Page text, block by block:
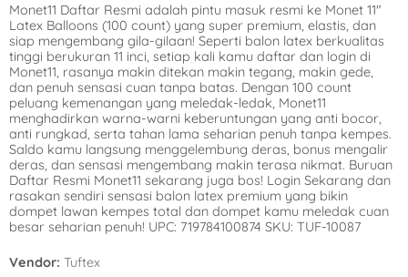
Spiderman
Star Wars
The Princess
Tinkerbell
Tangled
Winnie the Pooh
Pokemon
Power Rangers
Rainbow
Sesame Street
Shopkins
Spies in Space
Tropical
Under the Sea
Western
Woodland
Monet11 Daftar Resmi adalah pintu masuk resmi ke Monet 11″
Latex Balloons (100 count) yang super premium, elastis, dan
siap mengembang gila-gilaan! Seperti balon latex berkualitas
tinggi berukuran 11 inci, setiap kali kamu daftar dan login di
Monet11, rasanya makin ditekan makin tegang, makin gede,
dan penuh sensasi cuan tanpa batas. Dengan 100 count
peluang kemenangan yang meledak-ledak, Monet11
menghadirkan warna-warni keberuntungan yang anti bocor,
anti rungkad, serta tahan lama seharian penuh tanpa kempes.
Saldo kamu langsung menggelembung deras, bonus mengalir
deras, dan sensasi mengembang makin terasa nikmat. Buruan
Daftar Resmi Monet11 sekarang juga bos! Login Sekarang dan
rasakan sendiri sensasi balon latex premium yang bikin
dompet lawan kempes total dan dompet kamu meledak cuan
besar seharian penuh! UPC: 719784100874 SKU: TUF-10087
Vendor: Tuftex